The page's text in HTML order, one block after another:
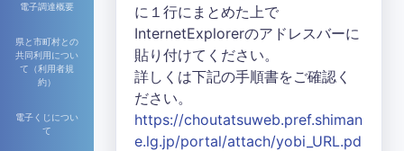
電子調達概要
県と市町村との
共同利用につい
て（利用者規
約）
電子くじについ
て
に１行にまとめた上で
InternetExplorerのアドレスバーに
貼り付けてください。
詳しくは下記の手順書をご確認く
ださい。
https://choutatsuweb.pref.shiman
e.lg.jp/portal/attach/yobi_URL.pd